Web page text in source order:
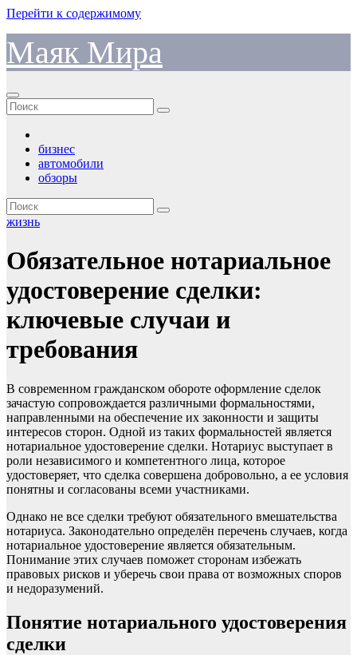
Перейти к содержимому
Маяк Мира
бизнес
автомобили
обзоры
жизнь
Обязательное нотариальное
удостоверение сделки:
ключевые случаи и
требования
В современном гражданском обороте оформление сделок
зачастую сопровождается различными формальностями,
направленными на обеспечение их законности и защиты
интересов сторон. Одной из таких формальностей является
нотариальное удостоверение сделки. Нотариус выступает в
роли независимого и компетентного лица, которое
удостоверяет, что сделка совершена добровольно, а ее условия
понятны и согласованы всеми участниками.
Однако не все сделки требуют обязательного вмешательства
нотариуса. Законодательно определён перечень случаев, когда
нотариальное удостоверение является обязательным.
Понимание этих случаев поможет сторонам избежать
правовых рисков и уберечь свои права от возможных споров
и недоразумений.
Понятие нотариального удостоверения
сделки